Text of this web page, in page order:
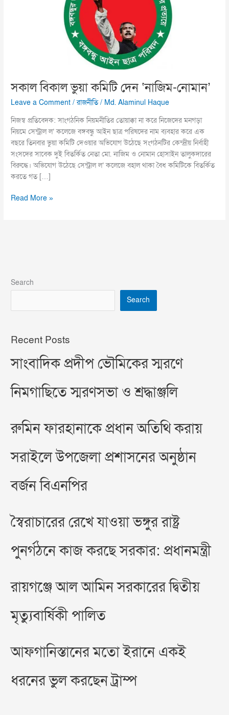
সকাল বিকাল ভুয়া কমিটি দেন ‘নাজিম-নোমান’
Leave a Comment /রাজনীতি/ Md. Alaminul Haque
নিজস্ব প্রতিবেদক: সাংগঠনিক নিয়মনীতির তোয়াক্কা না করে নিজেদের মনগড়া
নিয়মে সেন্ট্রাল ল’ কলেজে বঙ্গবন্ধু আইন ছাত্র পরিষদের নাম ব্যবহার করে এক
বছরে তিনবার ভুয়া কমিটি দেওয়ার অভিযোগ উঠেছে সংগঠনটির কেন্দ্রীয় নির্বাহী
সংসদের সাবেক দুই বিতর্কিত নেতা মো. নাজিম ও নোমান হোসাইন তালুকদারের
বিরুদ্ধে। অভিযোগ উঠেছে সেন্ট্রাল ল’ কলেজে বহাল থাকা বৈধ কমিটিকে বিতর্কিত
করতে গত […]
Read More »
Search
Search
Recent Posts
সাংবাদিক প্রদীপ ভৌমিকের স্মরণে
নিমগাছিতে স্মরণসভা ও শ্রদ্ধাঞ্জলি
রুমিন ফারহানাকে প্রধান অতিথি করায়
সরাইলে উপজেলা প্রশাসনের অনুষ্ঠান
বর্জন বিএনপির
স্বৈরাচারের রেখে যাওয়া ভঙ্গুর রাষ্ট্র
পুনর্গঠনে কাজ করছে সরকার: প্রধানমন্ত্রী
রায়গঞ্জে আল আমিন সরকারের দ্বিতীয়
মৃত্যুবার্ষিকী পালিত
আফগানিস্তানের মতো ইরানে একই
ধরনের ভুল করছেন ট্রাম্প